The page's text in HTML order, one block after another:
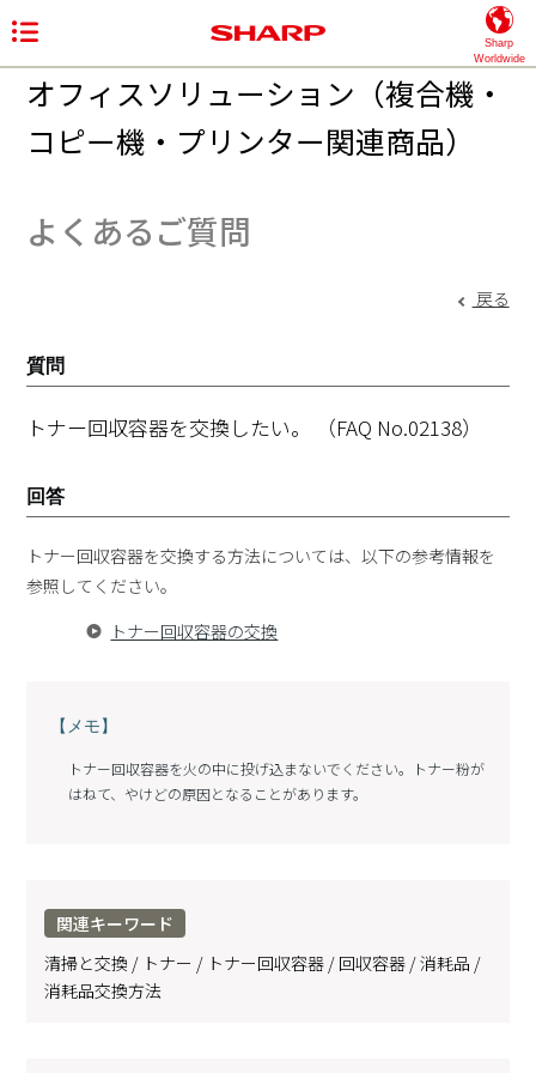
Sharp
Worldwide
オフィスソリューション（複合機・
コピー機・プリンター関連商品）
よくあるご質問
戻る
質問
トナー回収容器を交換したい。 （FAQ No.02138）
回答
トナー回収容器を交換する方法については、以下の参考情報を
参照してください。
トナー回収容器の交換
【メモ】
トナー回収容器を火の中に投げ込まないでください。トナー粉が
はねて、やけどの原因となることがあります。
関連キーワード
清掃と交換 / トナー / トナー回収容器 / 回収容器 / 消耗品 /
消耗品交換方法